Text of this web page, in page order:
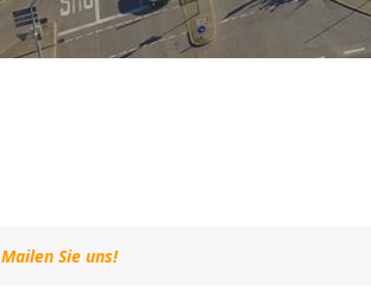
Mailen Sie uns!